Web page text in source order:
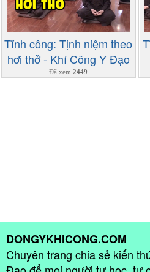
Tĩnh công: Tịnh niệm theo
hơi thở - Khí Công Y Đạo
Đã xem2449
DONGYKHICONG.COM
Chuyên trang chia sẻ kiến